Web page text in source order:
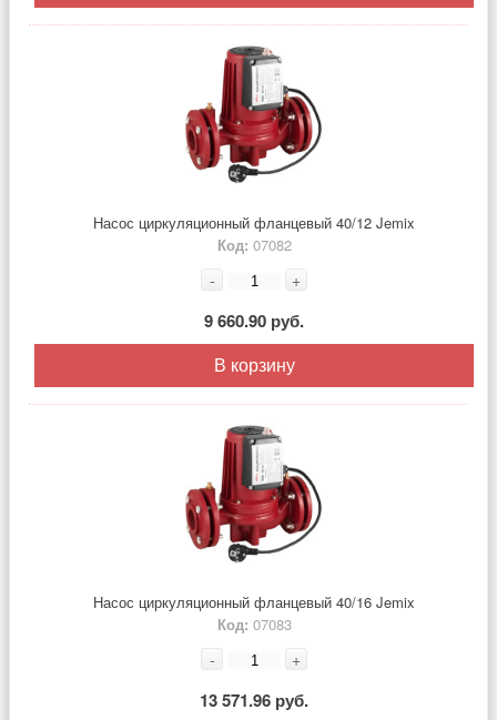
Насос циркуляционный фланцевый 40/12 Jemix
Код: 07082
- +
9 660.90 руб.
В корзину
Насос циркуляционный фланцевый 40/16 Jemix
Код: 07083
- +
13 571.96 руб.